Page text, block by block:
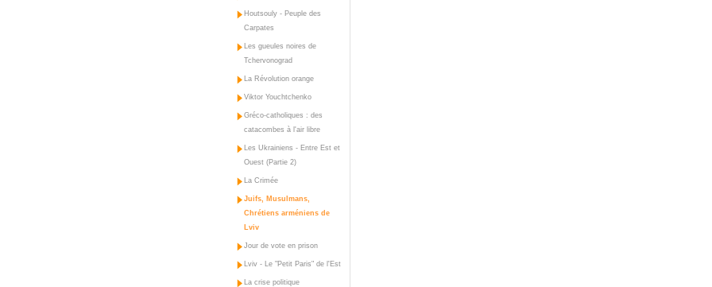
Houtsouly - Peuple des
Carpates
Les gueules noires de
Tchervonograd
La Révolution orange
Viktor Youchtchenko
Gréco-catholiques : des
catacombes à l'air libre
Les Ukrainiens - Entre Est et
Ouest (Partie 2)
La Crimée
Juifs, Musulmans,
Chrétiens arméniens de
Lviv
Jour de vote en prison
Lviv - Le "Petit Paris" de l'Est
La crise politique